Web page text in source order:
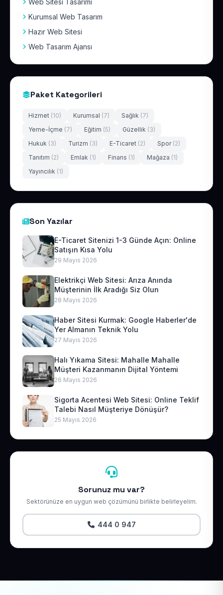
Web Sitesi Tasarımı
Kurumsal Web Tasarım
Hazır Web Sitesi
Web Tasarım Ajansı
Paket Kategorileri
Hizmet (10) Kurumsal (7) Sağlık (7)
Yeme-İçme (7) Eğitim (5) Güzellik (3)
Hukuk (3) Turizm (3) E-Ticaret (2) Spor (2)
Tanıtım (2) Emlak (1) Finans (1) Mağaza (1)
Yayıncılık (1)
Son Yazılar
E-Ticaret Sitenizi 1-3 Günde Açın: Online
Satışın Kısa Yolu
29 Mayıs 2026
Elektrikçi Web Sitesi: Arıza Anında
Müşterinin İlk Aradığı Siz Olun
28 Mayıs 2026
Haber Sitesi Kurmak: Google Haberler'de
Yer Almanın Teknik Yolu
27 Mayıs 2026
Halı Yıkama Sitesi: Mahalle Mahalle
Müşteri Kazanmanın Dijital Yöntemi
26 Mayıs 2026
Sigorta Acentesi Web Sitesi: Online Teklif
Talebi Nasıl Müşteriye Dönüşür?
25 Mayıs 2026
Sorunuz mu var?
Sektörünüze en uygun web çözümünü birlikte belirleyelim.
444 0 947